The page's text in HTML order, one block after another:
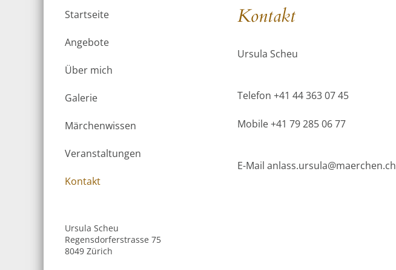
Startseite
Angebote
Über mich
Galerie
Märchenwissen
Veranstaltungen
Kontakt
Ursula Scheu
Regensdorferstrasse 75
8049 Zürich
Kontakt
Ursula Scheu
Telefon +41 44 363 07 45
Mobile +41 79 285 06 77
E-Mail anlass.ursula@maerchen.ch